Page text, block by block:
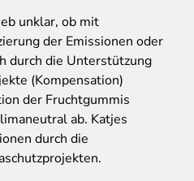
unklar, ob mit
der Emissionen oder
durch die Unterstützung
(Kompensation)
der Fruchtgummis
ab. Katjes
durch die